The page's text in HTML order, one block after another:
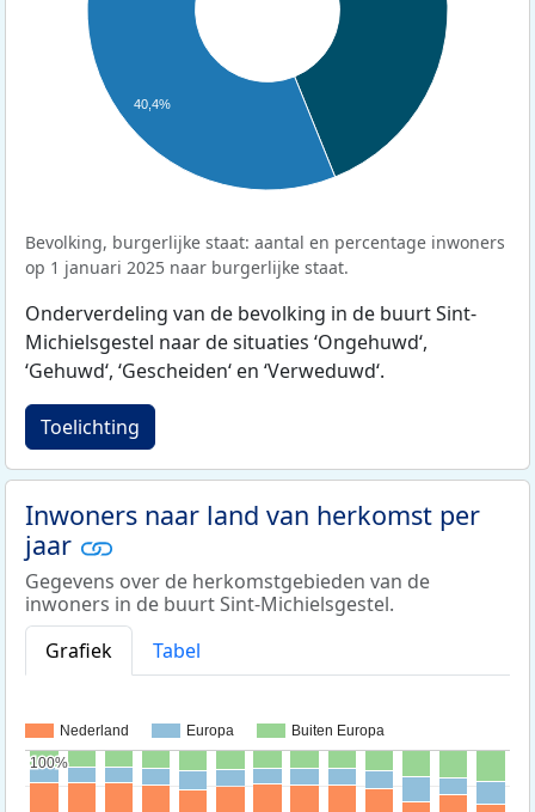
40,4%
Bevolking, burgerlijke staat: aantal en percentage inwoners
op 1 januari 2025 naar burgerlijke staat.
Onderverdeling van de bevolking in de buurt Sint-
Michielsgestel naar de situaties ‘Ongehuwd‘,
‘Gehuwd‘, ‘Gescheiden‘ en ‘Verweduwd‘.
Toelichting
Inwoners naar land van herkomst per
jaar
Gegevens over de herkomstgebieden van de
inwoners in de buurt Sint-Michielsgestel.
Grafiek
Tabel
Nederland Europa Buiten Europa
100%
100%